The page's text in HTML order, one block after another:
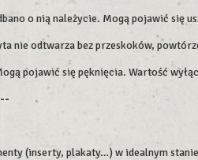
o nią należycie. Mogą pojawić się
nie odtwarza bez przeskoków,
pojawić się pęknięcia. Wartość
(inserty, plakaty…) w idealnym